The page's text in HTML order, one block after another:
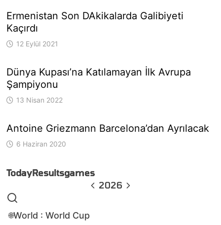
Ermenistan Son DAkikalarda Galibiyeti
Kaçırdı
12 Eylül 2021
Dünya Kupası’na Katılamayan İlk Avrupa
Şampiyonu
13 Nisan 2022
Antoine Griezmann Barcelona’dan Ayrılacak
6 Haziran 2020
TodayResultsgames
2026
🌐World : World Cup